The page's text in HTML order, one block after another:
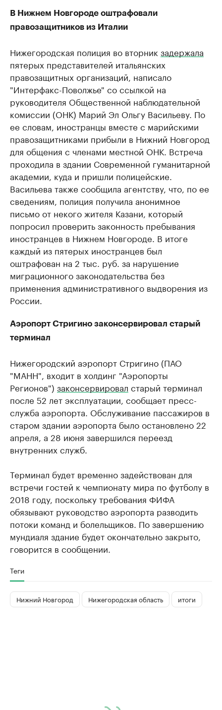
В Нижнем Новгороде оштрафовали
правозащитников из Италии
Нижегородская полиция во вторник задержала
пятерых представителей итальянских
правозащитных организаций, написало
"Интерфакс-Поволжье" со ссылкой на
руководителя Общественной наблюдательной
комиссии (ОНК) Марий Эл Ольгу Васильеву. По
ее словам, иностранцы вместе с марийскими
правозащитниками прибыли в Нижний Новгород
для общения с членами местной ОНК. Встреча
проходила в здании Современной гуманитарной
академии, куда и пришли полицейские.
Васильева также сообщила агентству, что, по ее
сведениям, полиция получила анонимное
письмо от некого жителя Казани, который
попросил проверить законность пребывания
иностранцев в Нижнем Новгороде. В итоге
каждый из пятерых иностранцев был
оштрафован на 2 тыс. руб. за нарушение
миграционного законодательства без
применения административного выдворения из
России.
Аэропорт Стригино законсервировал старый
терминал
Нижегородский аэропорт Стригино (ПАО
"МАНН", входит в холдинг "Аэропорты
Регионов") законсервировал старый терминал
после 52 лет эксплуатации, сообщает пресс-
служба аэропорта. Обслуживание пассажиров в
старом здании аэропорта было остановлено 22
апреля, а 28 июня завершился переезд
внутренних служб.
Терминал будет временно задействован для
встречи гостей к чемпионату мира по футболу в
2018 году, поскольку требования ФИФА
обязывают руководство аэропорта разводить
потоки команд и болельщиков. По завершению
мундиаля здание будет окончательно закрыто,
говорится в сообщении.
Теги
Нижний Новгород Нижегородская область итоги